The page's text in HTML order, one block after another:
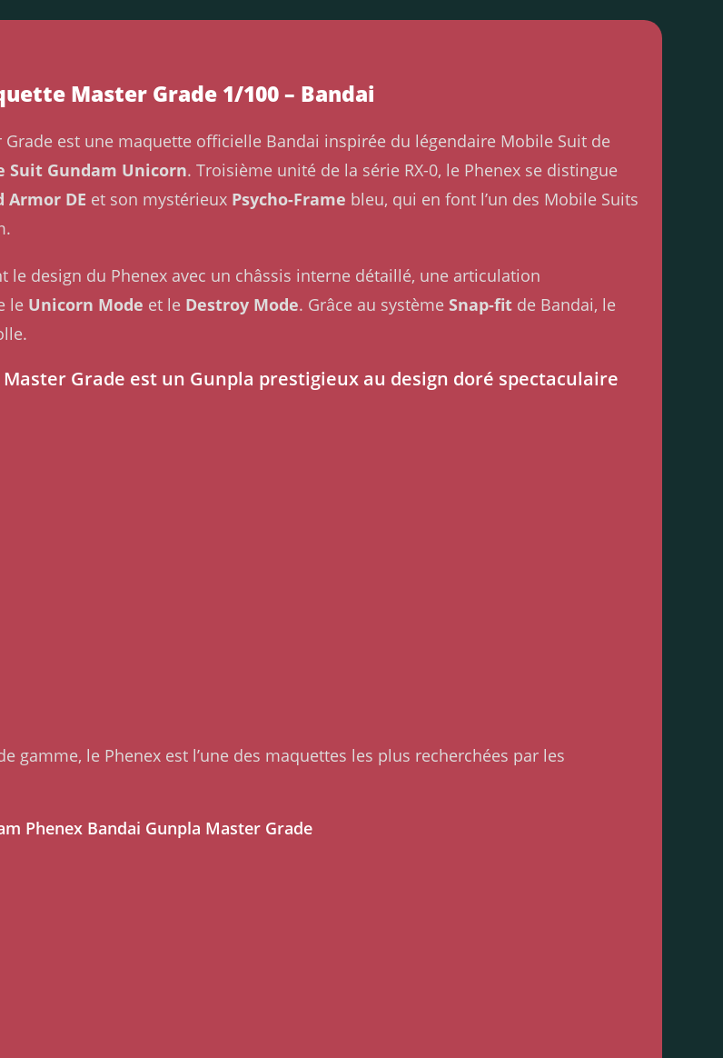
Master Grade 1/100 – Bandai
est une maquette officielle Bandai inspirée du légendaire Mobile Suit de
Suit Gundam Unicorn. Troisième unité de la série RX-0, le Phenex se distingue
Armor DE et son mystérieux Psycho-Frame bleu, qui en font l’un des Mobile Suits
le design du Phenex avec un châssis interne détaillé, une articulation
le Unicorn Mode et le Destroy Mode. Grâce au systèmeSnap-fit de Bandai, le
Grade est un Gunpla prestigieux au design doré spectaculaire
gamme, le Phenex est l’une des maquettes les plus recherchées par les
Phenex Bandai Gunpla Master Grade